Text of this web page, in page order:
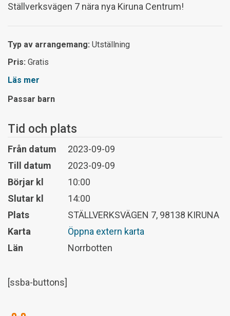
Ställverksvägen 7 nära nya Kiruna Centrum!
Typ av arrangemang: Utställning
Pris: Gratis
Läs mer
Passar barn
Tid och plats
Från datum
2023-09-09
Till datum
2023-09-09
Börjar kl
10:00
Slutar kl
14:00
Plats
STÄLLVERKSVÄGEN 7, 98138 KIRUNA
Karta
Öppna extern karta
Län
Norrbotten
[ssba-buttons]